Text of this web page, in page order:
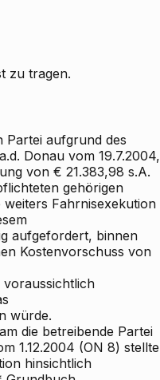
zu tragen.
Partei aufgrund des
Donau vom 19.7.2004,
von € 21.383,98 s.A.
gehörigen
Fahrnisexekution
aufgefordert, binnen
Kostenvorschuss von
würde.
die betreibende Partei
1.12.2004 (ON 8) stellte
hinsichtlich